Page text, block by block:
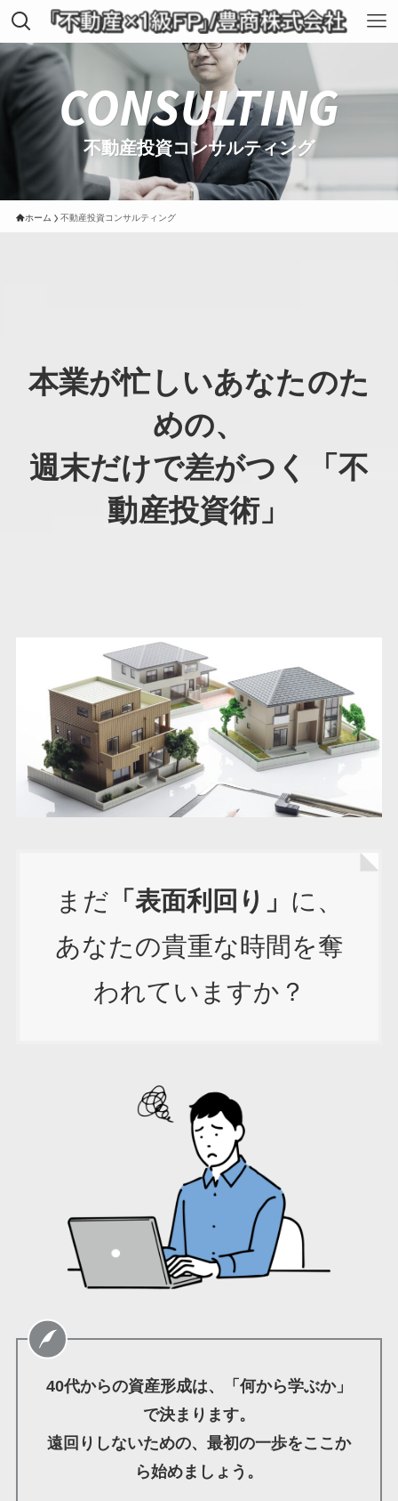
CONSULTING
不動産投資コンサルティング
ホーム 不動産投資コンサルティング
本業が忙しいあなたのた
めの、
週末だけで差がつく「不
動産投資術」
まだ 「表面利回り」 に、
あなたの貴重な時間を奪
われていますか？
40代からの資産形成は、「何から学ぶか」
で決まります。
遠回りしないための、最初の一歩をここか
ら始めましょう。